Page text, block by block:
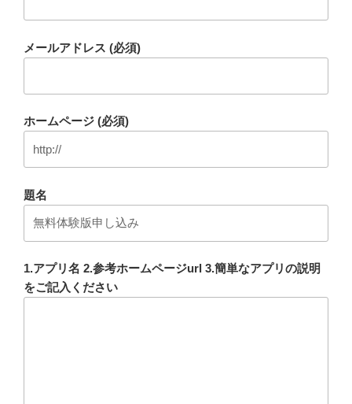
メールアドレス (必須)
ホームページ (必須)
題名
1.アプリ名 2.参考ホームページurl 3.簡単なアプリの説明
をご記入ください